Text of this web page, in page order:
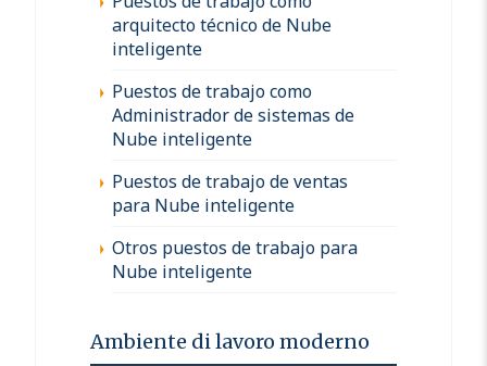
arquitecto técnico de Nube
inteligente
Puestos de trabajo como
Administrador de sistemas de
Nube inteligente
Puestos de trabajo de ventas
para Nube inteligente
Otros puestos de trabajo para
Nube inteligente
Ambiente di lavoro moderno